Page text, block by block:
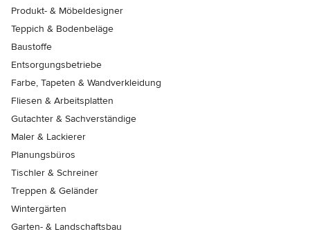
Produkt- & Möbeldesigner
Teppich & Bodenbeläge
Baustoffe
Entsorgungsbetriebe
Farbe, Tapeten & Wandverkleidung
Fliesen & Arbeitsplatten
Gutachter & Sachverständige
Maler & Lackierer
Planungsbüros
Tischler & Schreiner
Treppen & Geländer
Wintergärten
Garten- & Landschaftsbau